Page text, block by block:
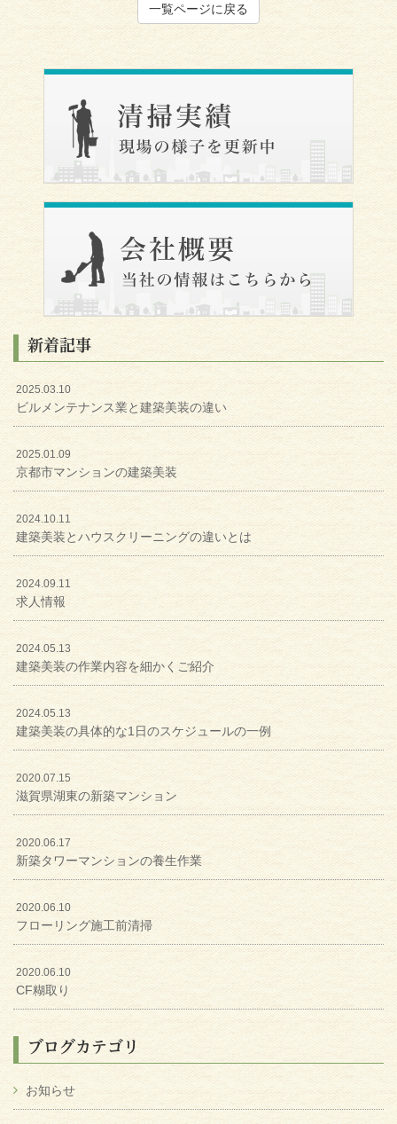
一覧ページに戻る
新着記事
2025.03.10
ビルメンテナンス業と建築美装の違い
2025.01.09
京都市マンションの建築美装
2024.10.11
建築美装とハウスクリーニングの違いとは
2024.09.11
求人情報
2024.05.13
建築美装の作業内容を細かくご紹介
2024.05.13
建築美装の具体的な1日のスケジュールの一例
2020.07.15
滋賀県湖東の新築マンション
2020.06.17
新築タワーマンションの養生作業
2020.06.10
フローリング施工前清掃
2020.06.10
CF糊取り
ブログカテゴリ
お知らせ